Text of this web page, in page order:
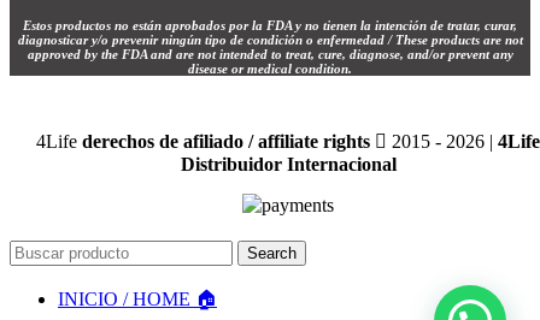
Estos productos no están aprobados por la FDA y no tienen la intención de tratar, curar,
diagnosticar y/o prevenir ningún tipo de condición o enfermedad / These products are not
approved by the FDA and are not intended to treat, cure, diagnose, and/or prevent any
disease or medical condition.
4Life derechos de afiliado / affiliate rights 2015 - 2026 | 4Life
Distribuidor Internacional
Search
INICIO / HOME 🏠